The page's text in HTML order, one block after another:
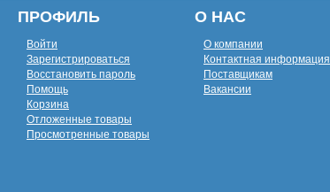
ПРОФИЛЬ
Войти
Зарегистрироваться
Восстановить пароль
Помощь
Корзина
Отложенные товары
Просмотренные товары
О НАС
О компании
Контактная информация
Поставщикам
Вакансии